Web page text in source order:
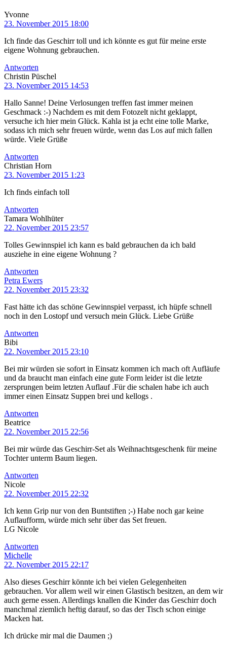
Yvonne
23. November 2015 18:00
Ich finde das Geschirr toll und ich könnte es gut für meine erste
eigene Wohnung gebrauchen.
Antworten
Christin Püschel
23. November 2015 14:53
Hallo Sanne! Deine Verlosungen treffen fast immer meinen
Geschmack :-) Nachdem es mit dem Fotozelt nicht geklappt,
versuche ich hier mein Glück. Kahla ist ja echt eine tolle Marke,
sodass ich mich sehr freuen würde, wenn das Los auf mich fallen
würde. Viele Grüße
Antworten
Christian Horn
23. November 2015 1:23
Ich finds einfach toll
Antworten
Tamara Wohlhüter
22. November 2015 23:57
Tolles Gewinnspiel ich kann es bald gebrauchen da ich bald
ausziehe in eine eigene Wohnung ?
Antworten
Petra Ewers
22. November 2015 23:32
Fast hätte ich das schöne Gewinnspiel verpasst, ich hüpfe schnell
noch in den Lostopf und versuch mein Glück. Liebe Grüße
Antworten
Bibi
22. November 2015 23:10
Bei mir würden sie sofort in Einsatz kommen ich mach oft Aufläufe
und da braucht man einfach eine gute Form leider ist die letzte
zersprungen beim letzten Auflauf .Für die schalen habe ich auch
immer einen Einsatz Suppen brei und kellogs .
Antworten
Beatrice
22. November 2015 22:56
Bei mir würde das Geschirr-Set als Weihnachtsgeschenk für meine
Tochter unterm Baum liegen.
Antworten
Nicole
22. November 2015 22:32
Ich kenn Grip nur von den Buntstiften ;-) Habe noch gar keine
Auflaufform, würde mich sehr über das Set freuen.
LG Nicole
Antworten
Michelle
22. November 2015 22:17
Also dieses Geschirr könnte ich bei vielen Gelegenheiten
gebrauchen. Vor allem weil wir einen Glastisch besitzen, an dem wir
auch gerne essen. Allerdings knallen die Kinder das Geschirr doch
manchmal ziemlich heftig darauf, so das der Tisch schon einige
Macken hat.
Ich drücke mir mal die Daumen ;)